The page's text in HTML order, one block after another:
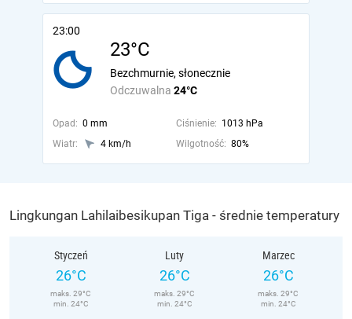
23:00
23°C
Odczuwalna 24°C
Bezchmurnie, słonecznie
Opad: 0 mm Ciśnienie: 1013 hPa
Wiatr:
4 km/h Wilgotność: 80%
Lingkungan Lahilaibesikupan Tiga - średnie temperatury
Styczeń
26°C
maks. 29°C
min. 24°C
Luty
26°C
maks. 29°C
min. 24°C
Marzec
26°C
maks. 29°C
min. 24°C